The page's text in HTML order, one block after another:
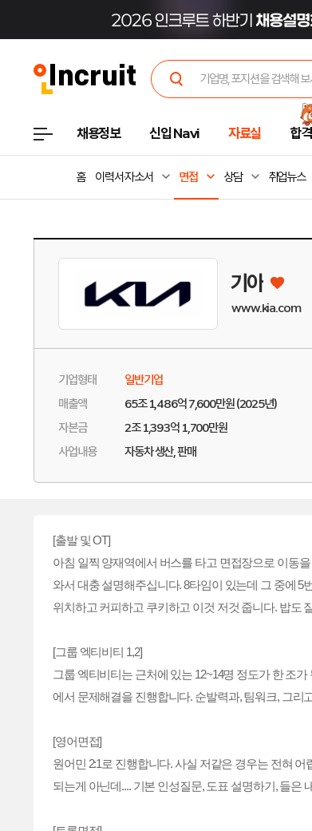
채용정보 신입 Navi 자료실 합
홈 이력서·자소서 면접 상담 취업뉴스
기아
www.kia.com
기업형태
일반기업
매출액
65조 1,486억 7,600만원 (2025년)
자본금
2조 1,393억 1,700만원
사업내용
자동차 생산, 판매
[출발 및 OT]
아침 일찍 양재역에서 버스를 타고 면접장으로 이동
와서 대충 설명해주십니다. 8타임이 있는데 그 중에 5
위치하고 커피하고 쿠키하고 이것 저것 줍니다. 밥도
[그룹 엑티비티 1,2]
그룹 엑티비티는 근처에 있는 12~14명 정도가 한 조
에서 문제해결을 진행합니다. 순발력과, 팀워크, 그리
[영어면접]
원어민 2:1로 진행합니다. 사실 저같은 경우는 전혀
되는게 아닌데.... 기본 인성질문, 도표 설명하기, 들은